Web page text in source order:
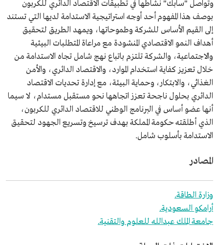
وتواصل "سابك" نشاطها في تطبيقات الاقتصاد الدائري للكربون
بوصف هذا المفهوم أحد أوجه استراتيجية الاستدامة لديها التي تستند
إلى القيم الأساس للشركة وطموحاتها، ويمهد الطريق لتحقيق
أهداف النمو الاقتصادي المنشودة مع مراعاة المتطلبات البيئية
والاجتماعية، والشركة تلتزم باتباع نهج شامل تجاه الاستدامة من
خلال تعزيز كفاية استخدام الموارد، والاقتصاد الدائري، والأمن
الغذائي، والابتكار، وحماية البيئة، مع إدارة تحديات الاقتصاد
الدائري بحلول ناجحة تعزز اتجاهها نحو مستقبل مستدام، لا سيما
أنها عضو أساس في البرنامج الوطني للاقتصاد الدائري للكربون،
الذي أطلقته حكومة المملكة بهدف ترسيخ وتسريع الجهود لتحقيق
الاستدامة بأسلوب شامل.
المصادر
وزارة الطاقة.
أرامكو السعودية.
جامعة الملك عبدالله للعلوم والتقنية.